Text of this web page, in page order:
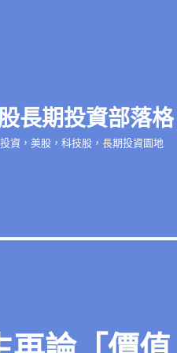
長期投資部落格
資，美股，科技股，長期投資園地